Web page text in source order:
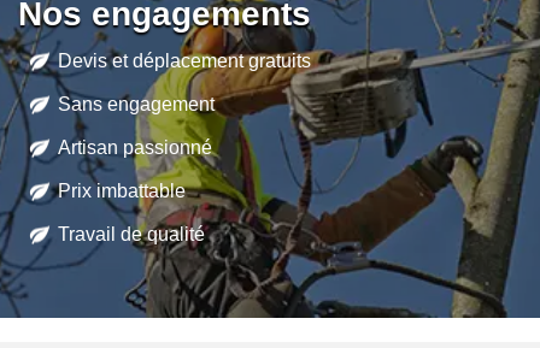
Nos engagements
Devis et déplacement gratuits
Sans engagement
Artisan passionné
Prix imbattable
Travail de qualité